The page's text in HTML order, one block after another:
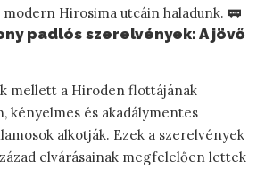
Hirosima utcáin haladunk. 🚃
padlós szerelvények: A jövő
mellett a Hiroden flottájának
kényelmes és akadálymentes
alkotják. Ezek a szerelvények
elvárásainak megfelelően lettek